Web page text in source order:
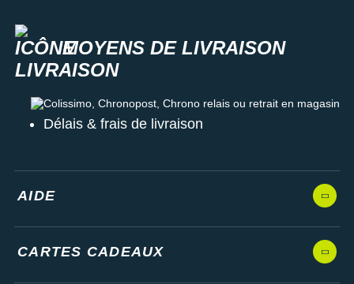
MOYENS DE LIVRAISON
Colissimo, Chronopost, Chrono relais ou retrait en magasin
Délais & frais de livraison
AIDE
CARTES CADEAUX